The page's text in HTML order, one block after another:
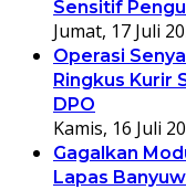
Sensitif
Jumat, 17 Juli
Operasi
Ringkus Kurir
DPO
Kamis, 16 Juli
Gagalkan
Lapas